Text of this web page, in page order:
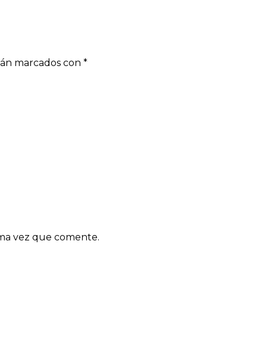
marcados con *
vez que comente.